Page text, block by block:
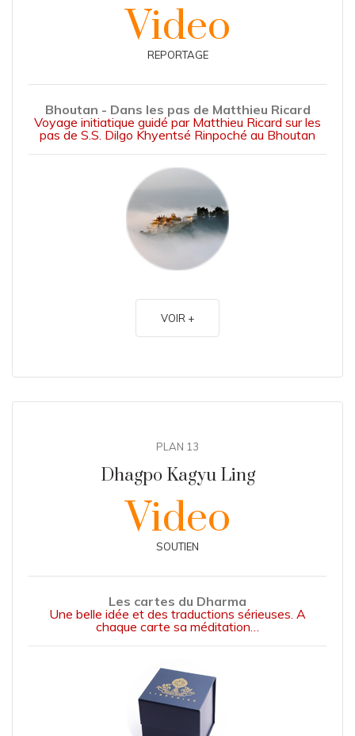
Video
REPORTAGE
Bhoutan - Dans les pas de Matthieu Ricard
Voyage initiatique guidé par Matthieu Ricard sur les
pas de S.S. Dilgo Khyentsé Rinpoché au Bhoutan
VOIR +
PLAN 13
Dhagpo Kagyu Ling
Video
SOUTIEN
Les cartes du Dharma
Une belle idée et des traductions sérieuses. A
chaque carte sa méditation…